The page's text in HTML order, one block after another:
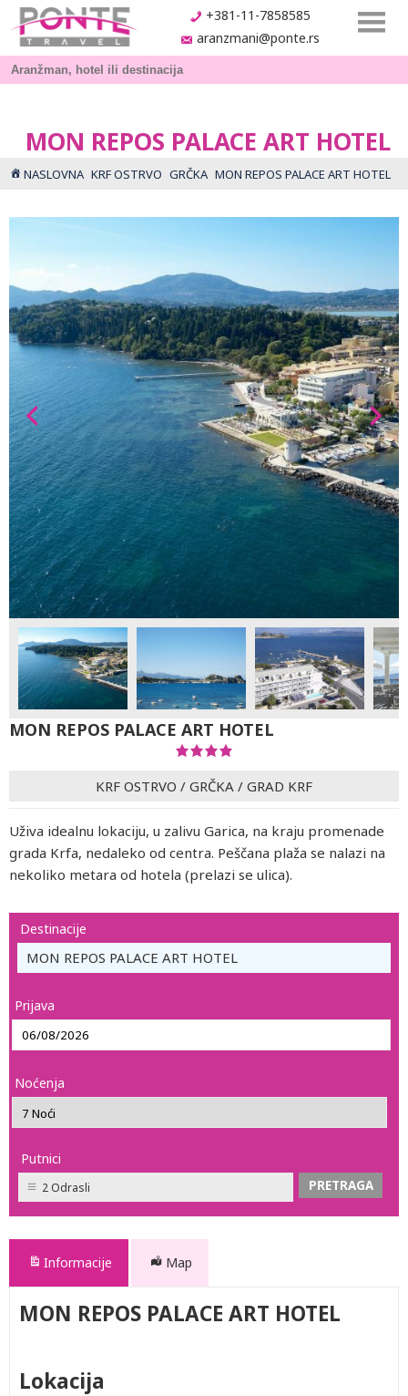
+381-11-7858585
aranzmani@ponte.rs
MON REPOS PALACE ART HOTEL
NASLOVNA KRF OSTRVO GRČKA MON REPOS PALACE ART HOTEL
MON REPOS PALACE ART HOTEL
KRF OSTRVO / GRČKA / GRAD KRF
Uživa idealnu lokaciju, u zalivu Garica, na kraju promenade
grada Krfa, nedaleko od centra. Peščana plaža se nalazi na
nekoliko metara od hotela (prelazi se ulica).
Destinacije
MON REPOS PALACE ART HOTEL
Prijava
Noćenja
Putnici
2 Odrasli
Informacije Map
MON REPOS PALACE ART HOTEL
Lokacija